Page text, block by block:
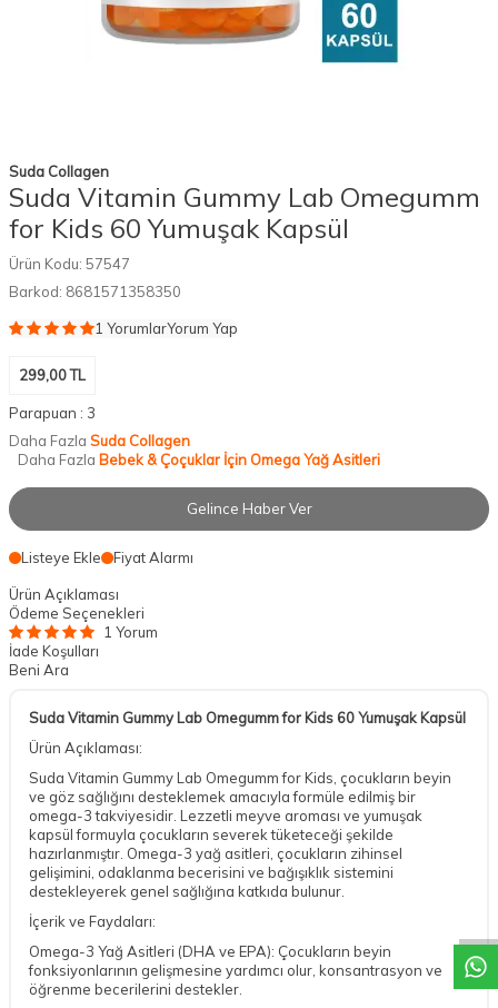
Suda Collagen
Suda Vitamin Gummy Lab Omegumm
for Kids 60 Yumuşak Kapsül
Ürün Kodu: 57547
Barkod: 8681571358350
1 YorumlarYorum Yap
299,00TL
Parapuan : 3
Daha Fazla Suda Collagen
Daha Fazla Bebek & Çoçuklar İçin Omega Yağ Asitleri
Gelince Haber Ver
Listeye Ekle Fiyat Alarmı
Ürün Açıklaması
Ödeme Seçenekleri
1 Yorum
İade Koşulları
Beni Ara
Suda Vitamin Gummy Lab Omegumm for Kids 60 Yumuşak Kapsül
Ürün Açıklaması:
Suda Vitamin Gummy Lab Omegumm for Kids, çocukların beyin
ve göz sağlığını desteklemek amacıyla formüle edilmiş bir
omega-3 takviyesidir. Lezzetli meyve aroması ve yumuşak
kapsül formuyla çocukların severek tüketeceği şekilde
hazırlanmıştır. Omega-3 yağ asitleri, çocukların zihinsel
gelişimini, odaklanma becerisini ve bağışıklık sistemini
destekleyerek genel sağlığına katkıda bulunur.
İçerik ve Faydaları:
Omega-3 Yağ Asitleri (DHA ve EPA): Çocukların beyin
fonksiyonlarının gelişmesine yardımcı olur, konsantrasyon ve
öğrenme becerilerini destekler.